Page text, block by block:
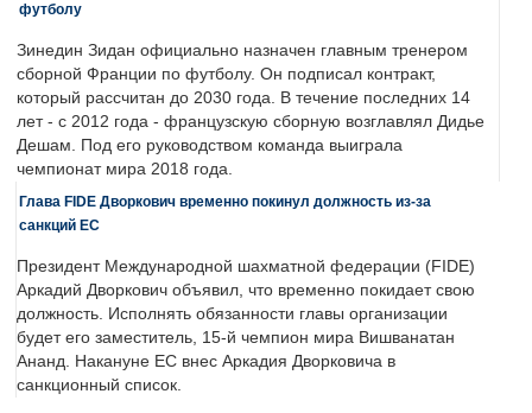
футболу
Зинедин Зидан официально назначен главным тренером
сборной Франции по футболу. Он подписал контракт,
который рассчитан до 2030 года. В течение последних 14
лет - с 2012 года - французскую сборную возглавлял Дидье
Дешам. Под его руководством команда выиграла
чемпионат мира 2018 года.
Глава FIDE Дворкович временно покинул должность из-за
санкций ЕС
Президент Международной шахматной федерации (FIDE)
Аркадий Дворкович объявил, что временно покидает свою
должность. Исполнять обязанности главы организации
будет его заместитель, 15-й чемпион мира Вишванатан
Ананд. Накануне ЕС внес Аркадия Дворковича в
санкционный список.